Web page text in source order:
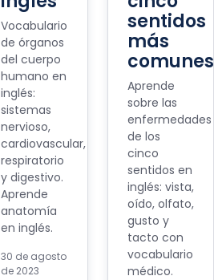
Vocabulario
de órganos
del cuerpo
humano en
inglés:
sistemas
nervioso,
cardiovascular,
respiratorio
y digestivo.
Aprende
anatomía
en inglés.
30 de agosto
de 2023
sentidos
más
comunes
Aprende
sobre las
enfermedades
de los
cinco
sentidos en
inglés: vista,
oído, olfato,
gusto y
tacto con
vocabulario
médico.